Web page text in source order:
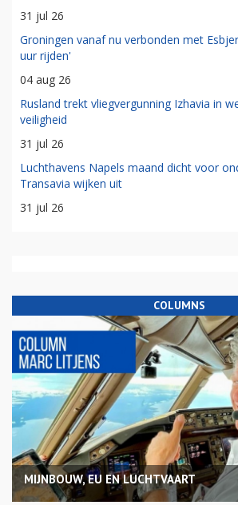
31 jul 26
Groningen vanaf nu verbonden met
uur rijden'
04 aug 26
Rusland trekt vliegvergunning Izhavia in
veiligheid
31 jul 26
Luchthavens Napels maand dicht voor
Transavia wijken uit
31 jul 26
COLUMNS
MIJNBOUW, EU EN LUCHTVAART